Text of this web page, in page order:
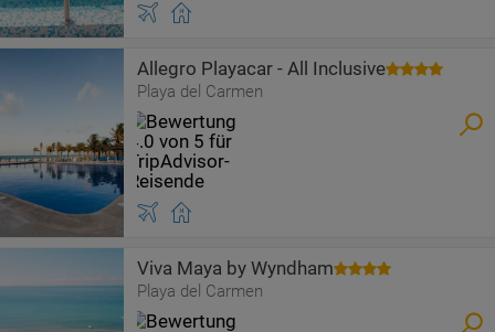
Allegro Playacar - All Inclusive
Playa del Carmen
Viva Maya by Wyndham
Playa del Carmen